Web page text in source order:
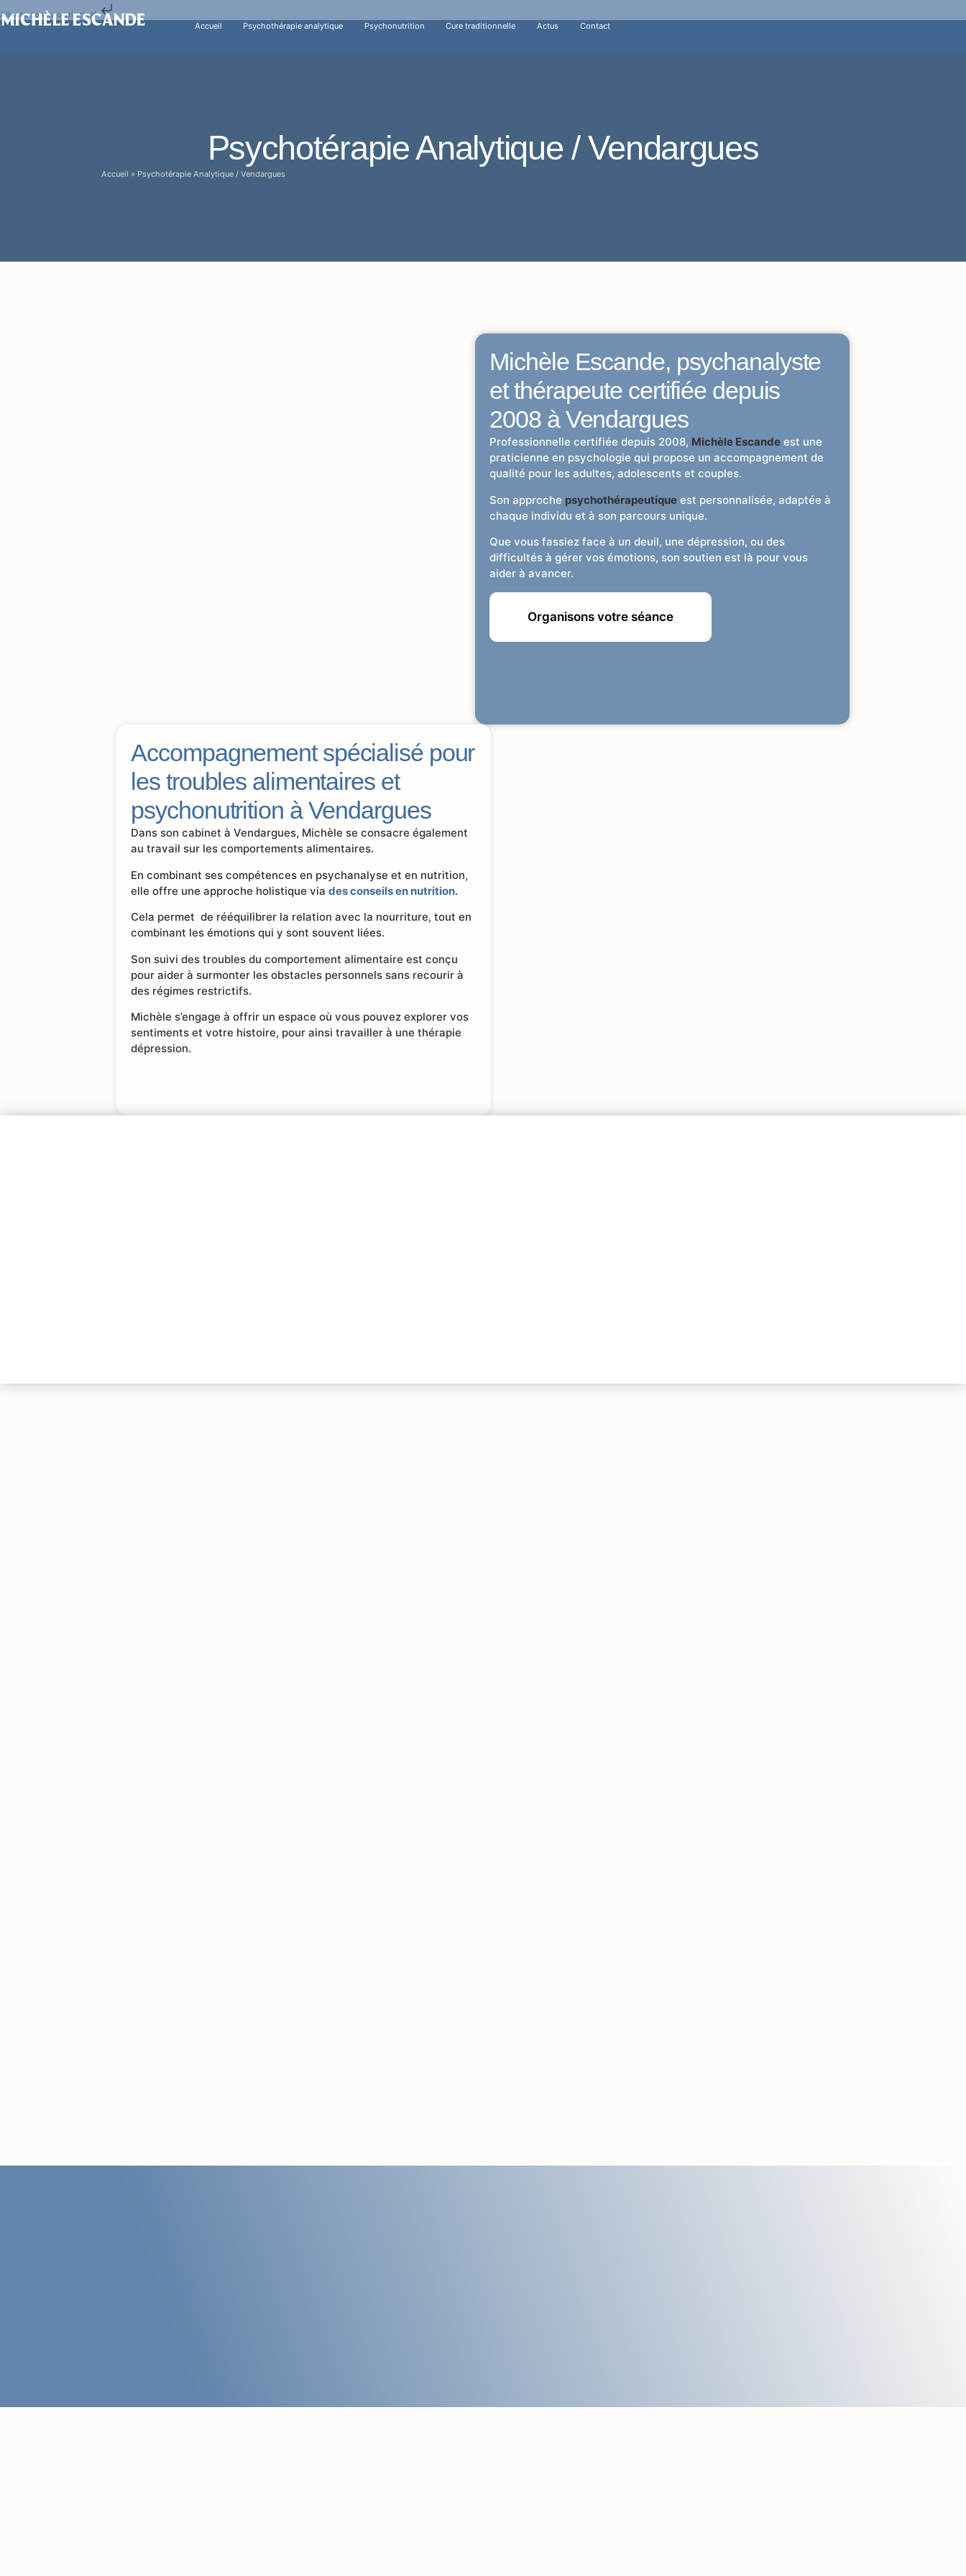
Aller au contenu principal
Accueil
Psychothérapie analytique Psychonutrition Cure traditionnelle Actus Contact
Psychotérapie Analytique / Vendargues
Accueil » Psychotérapie Analytique / Vendargues
Michèle Escande, psychanalyste
et thérapeute certifiée depuis
2008 à Vendargues
Professionnelle certifiée depuis 2008, Michèle Escande est une
praticienne en psychologie qui propose un accompagnement de
qualité pour les adultes, adolescents et couples.
Son approche psychothérapeutique est personnalisée, adaptée à
chaque individu et à son parcours unique.
Que vous fassiez face à un deuil, une dépression, ou des
difficultés à gérer vos émotions, son soutien est là pour vous
aider à avancer.
Organisons votre séance
Accompagnement spécialisé pour
les troubles alimentaires et
psychonutrition à Vendargues
Dans son cabinet à Vendargues, Michèle se consacre également
au travail sur les comportements alimentaires.
En combinant ses compétences en psychanalyse et en nutrition,
elle offre une approche holistique viades conseils en nutrition.
Cela permet de rééquilibrer la relation avec la nourriture, tout en
combinant les émotions qui y sont souvent liées.
Son suivi des troubles du comportement alimentaire est conçu
pour aider à surmonter les obstacles personnels sans recourir à
des régimes restrictifs.
Michèle s’engage à offrir un espace où vous pouvez explorer vos
sentiments et votre histoire, pour ainsi travailler à une thérapie
dépression.